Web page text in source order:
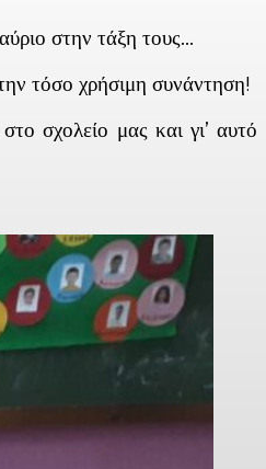
στην τάξη τους…
τόσο χρήσιμη συνάντηση!
σχολείο μας και γι’ αυτό